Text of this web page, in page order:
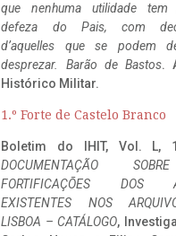
que nenhuma utilidade
defeza do Pais, com
d’aquelles que se podem
desprezar. Barão de Bastos.
Histórico Militar.
1.º Forte de Castelo Branco
Boletim do IHIT, Vol. L,
DOCUMENTAÇÃO
FORTIFICAÇÕES DOS
EXISTENTES NOS
LISBOA – CATÁLOGO,